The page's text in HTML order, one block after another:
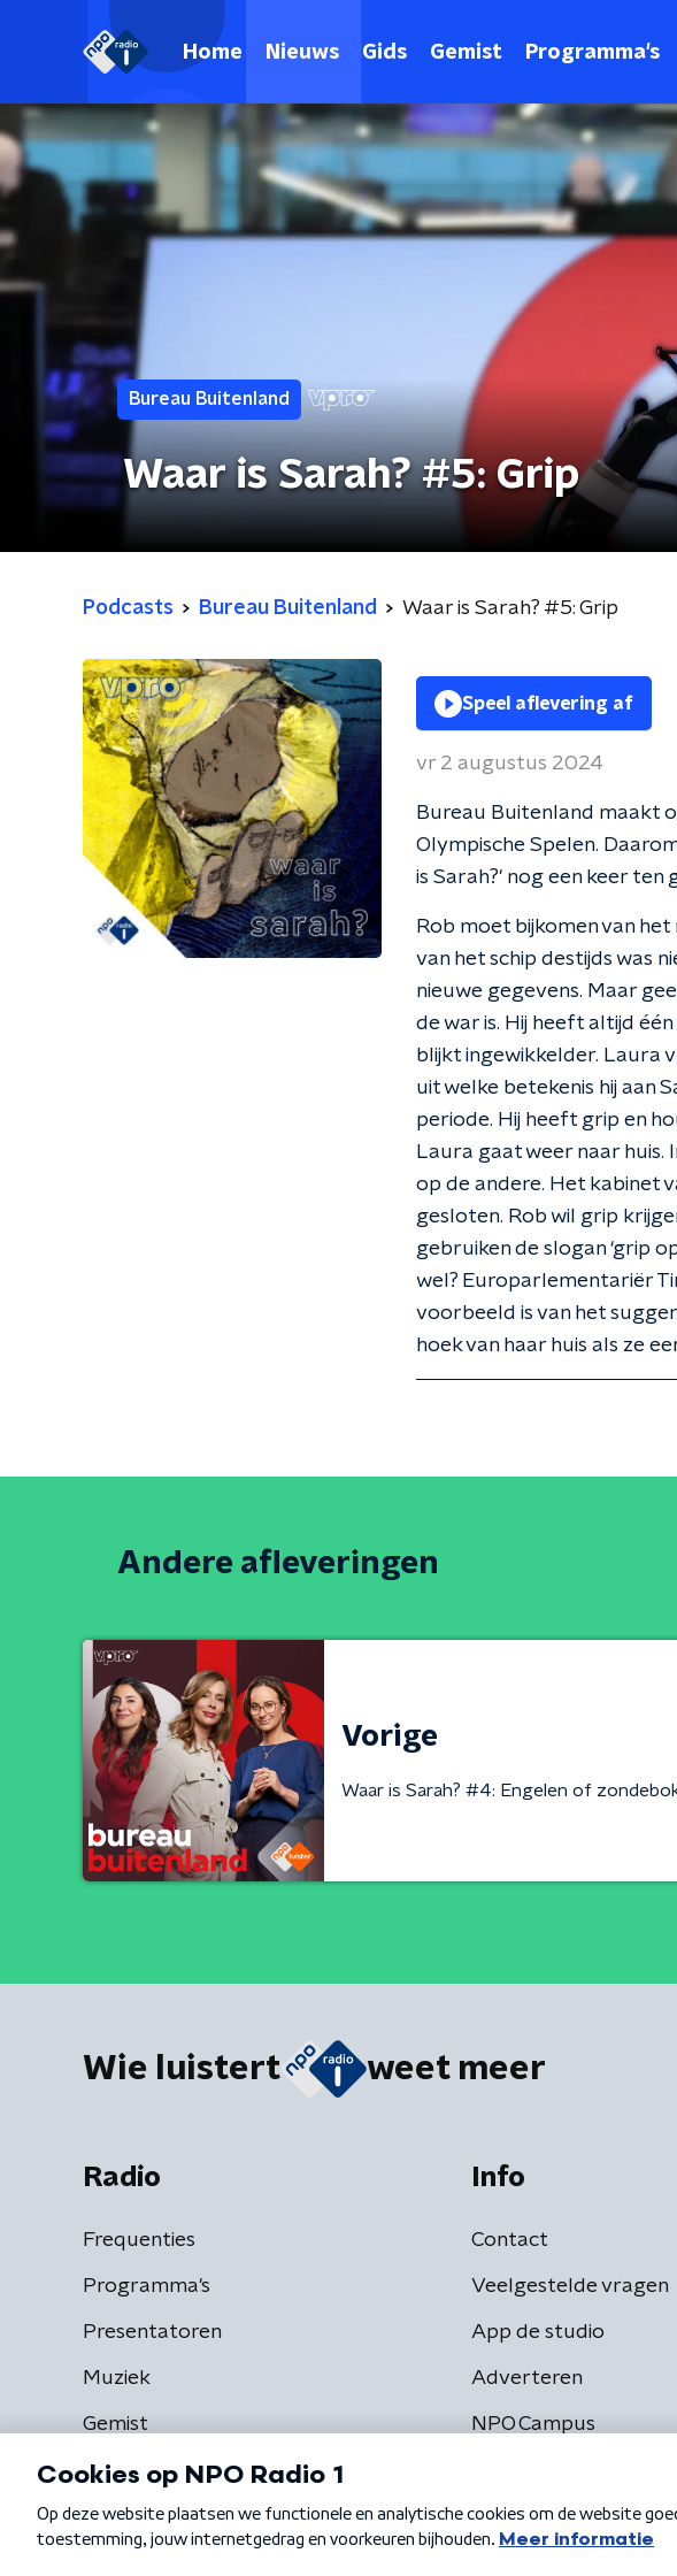
Home Nieuws Gids Gemist Programma's
Bureau Buitenland
Waar is Sarah? #5: Grip
Podcasts Bureau Buitenland Waar is Sarah? #5: Grip
Speel aflevering af
vr 2 augustus 2024
Bureau Buitenland maakt
Olympische Spelen.
is Sarah?' nog een keer ten
Rob moet bijkomen van
van het schip destijds was
nieuwe gegevens. Maar
de war is. Hij heeft altijd
blijkt ingewikkelder. Laura
uit welke betekenis hij aan
periode. Hij heeft grip en
Laura gaat weer naar
op de andere. Het kabinet
gesloten. Rob wil grip
gebruiken de slogan ‘grip
wel? Europarlementariër
voorbeeld is van het
hoek van haar huis als ze
Andere afleveringen
Vorige
Waar is Sarah? #4: Engelen of
Wie luistert weet meer
Radio
Frequenties
Programma's
Presentatoren
Muziek
Gemist
Info
Contact
Veelgestelde vragen
App de studio
Adverteren
NPO Campus
Algemene voorwaarden Privacybeleid